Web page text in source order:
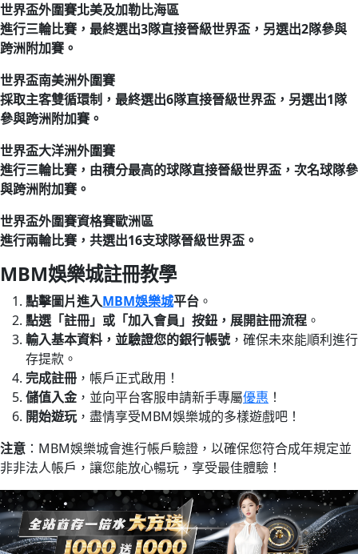
世界盃外圍賽北美及加勒比海區
進行三輪比賽，最終選出3隊直接晉級世界盃，另選出2隊參與
跨洲附加賽。
世界盃南美洲外圍賽
採取主客雙循環制，最終選出6隊直接晉級世界盃，另選出1隊
參與跨洲附加賽。
世界盃大洋洲外圍賽
進行三輪比賽，由積分最高的球隊直接晉級世界盃，次名球隊參
與跨洲附加賽。
世界盃外圍賽資格賽歐洲區
進行兩輪比賽，共選出16支球隊晉級世界盃。
MBM娛樂城註冊教學
點擊圖片進入MBM娛樂城平台 。
點選「註冊」或「加入會員」按鈕，展開註冊流程 。
輸入基本資料，並驗證您的銀行帳號 ，確保未來能順利進行
存提款。
完成註冊 ，帳戶正式啟用！
儲值入金，並向平台客服申請新手專屬優惠 ！
開始遊玩，盡情享受MBM娛樂城的多樣遊戲吧！
注意 ：MBM娛樂城會進行帳戶驗證，以確保您符合成年規定並
非非法人帳戶，讓您能放心暢玩，享受最佳體驗！